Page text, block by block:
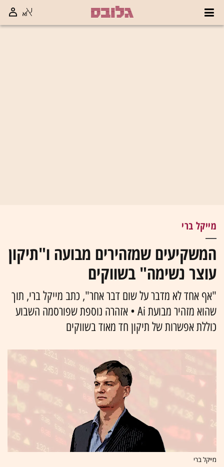
מייקל ברי
המשקיעים שמזהירים מבועה ו"תיקון
עוצר נשימה" בשווקים
"אף אחד לא מדבר על שום דבר אחר", כתב מייקל ברי, תוך
שהוא מזהיר מבועת Ai • אזהרה נוספת שפורסמה השבוע
כוללת אפשרות של תיקון חד מאוד בשווקים
מייקל ברי